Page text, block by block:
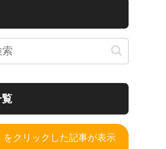
をクリックした記事が表示